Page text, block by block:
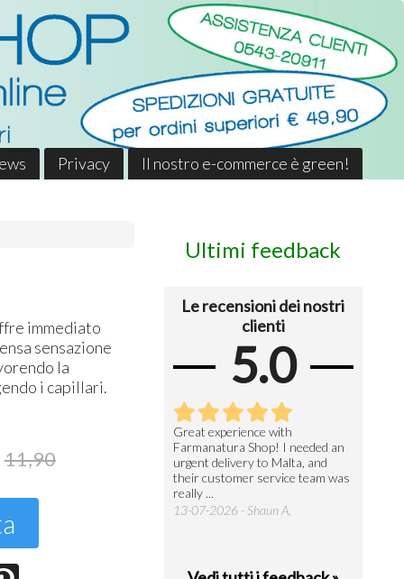
Privacy Il nostro e-commerce è green!
immediato
sensazione
la
i capillari.
11,90
Ultimi feedback
Le recensioni dei nostri
clienti
5.0
Great experience with
Farmanatura Shop! I needed an
urgent delivery to Malta, and
their customer service team was
really ...
13-07-2026 - Shaun A.